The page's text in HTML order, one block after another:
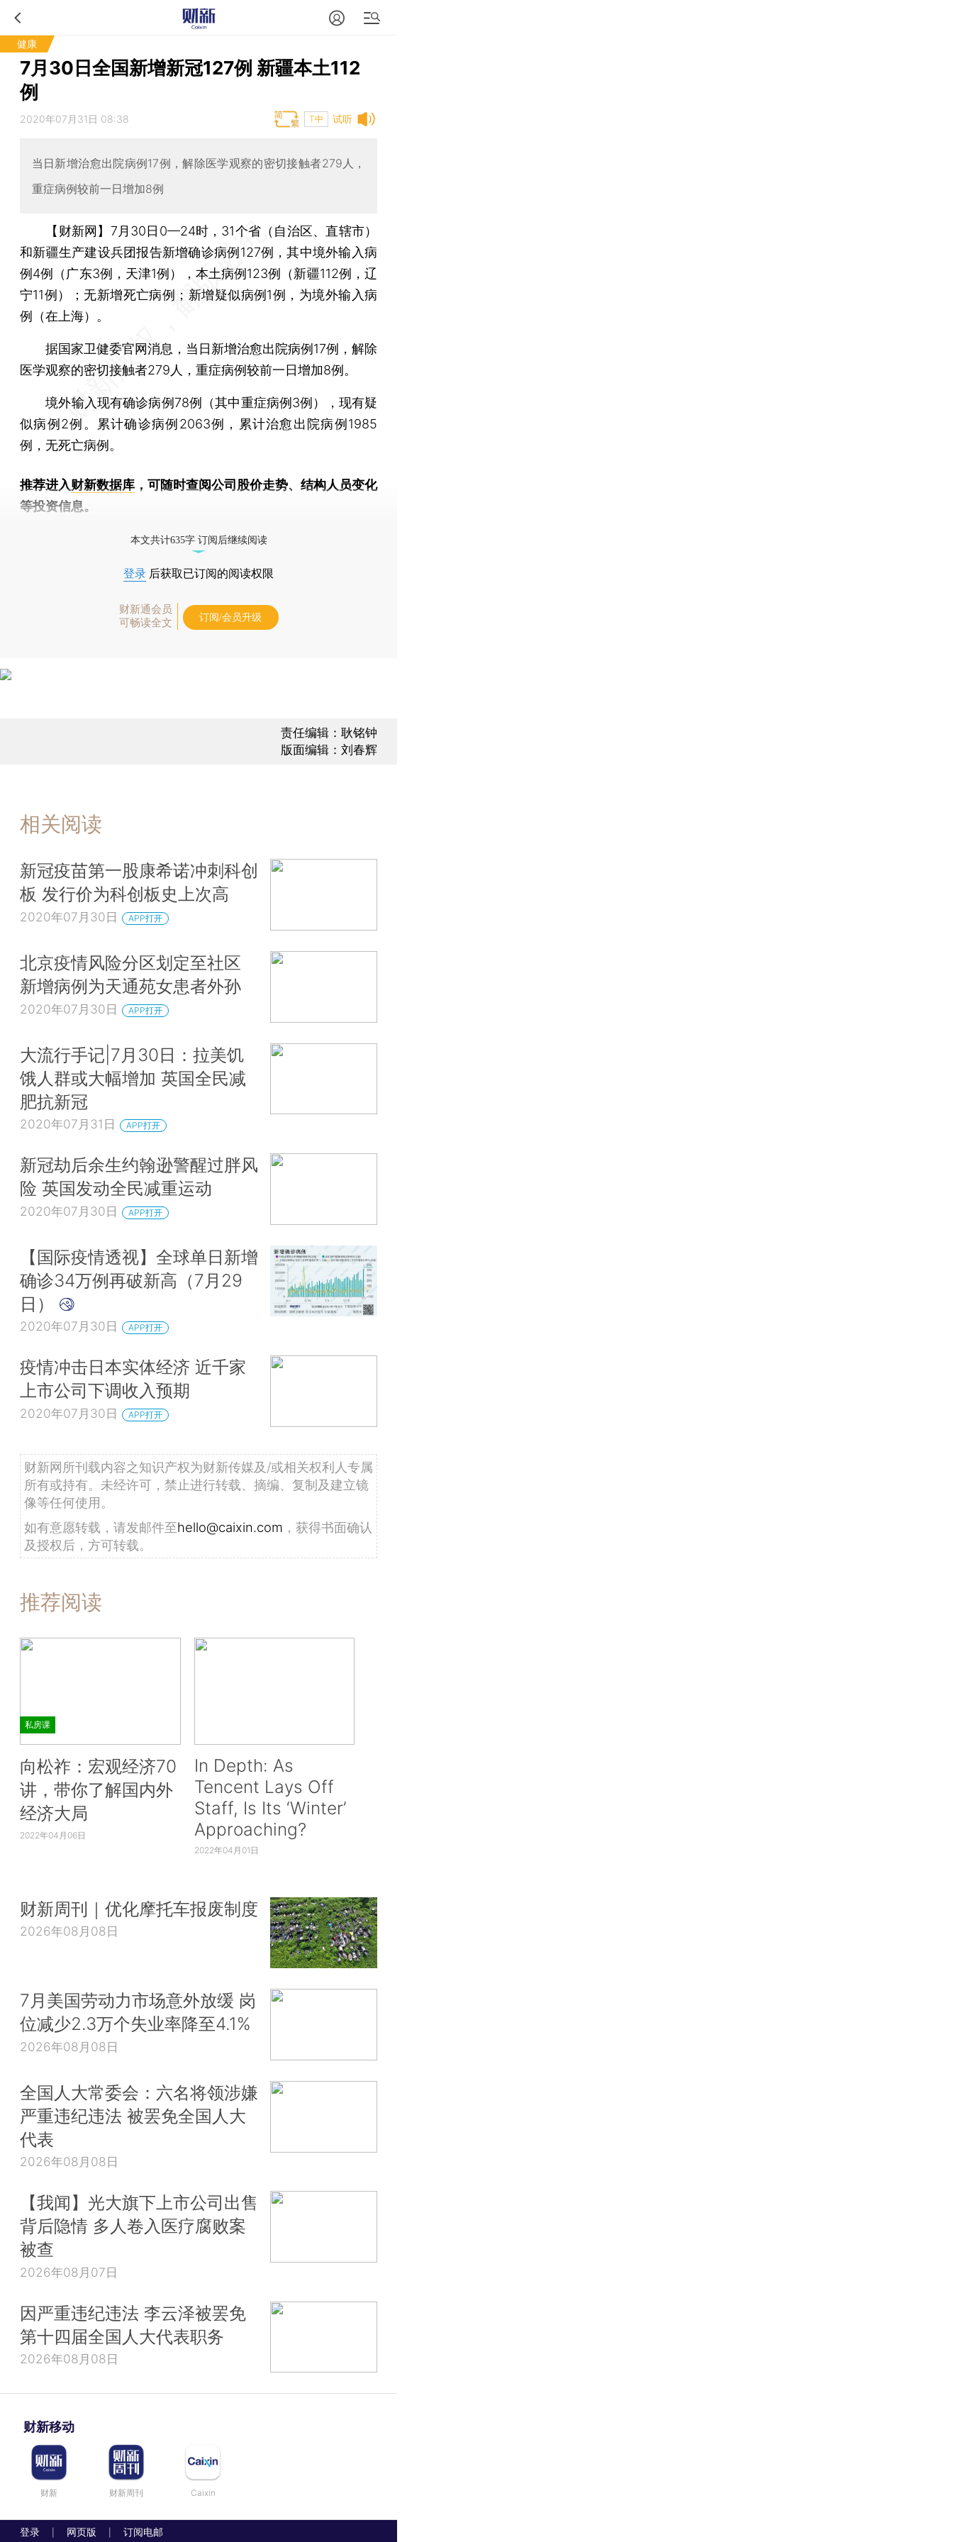
健康
7月30日全国新增新冠127例 新疆本土112
例
试听
2020年07月31日 08:38 T中
当日新增治愈出院病例17例，解除医学观察的密切接触者279人，
重症病例较前一日增加8例
【财新网】 7月30日0—24时，31个省（自治区、直辖市）
和新疆生产建设兵团报告新增确诊病例127例，其中境外输入病
例4例（广东3例，天津1例），本土病例123例（新疆112例，辽
宁11例）；无新增死亡病例；新增疑似病例1例，为境外输入病
例（在上海）。
据国家卫健委官网消息，当日新增治愈出院病例17例，解除
医学观察的密切接触者279人，重症病例较前一日增加8例。
境外输入现有确诊病例78例（其中重症病例3例），现有疑
似病例2例。累计确诊病例2063例，累计治愈出院病例1985
例，无死亡病例。
推荐进入财新数据库 ，可随时查阅公司股价走势、结构人员变化
等投资信息。
本文共计635字 订阅后继续阅读
登录 后获取已订阅的阅读权限
财新通会员
可畅读全文
订阅/会员升级
责任编辑：耿铭钟
版面编辑：刘春辉
相关阅读
新冠疫苗第一股康希诺冲刺科创
板 发行价为科创板史上次高
2020年07月30日 APP打开
北京疫情风险分区划定至社区
新增病例为天通苑女患者外孙
2020年07月30日 APP打开
大流行手记|7月30日：拉美饥
饿人群或大幅增加 英国全民减
肥抗新冠
2020年07月31日 APP打开
新冠劫后余生约翰逊警醒过胖风
险 英国发动全民减重运动
2020年07月30日 APP打开
【国际疫情透视】全球单日新增
确诊34万例再破新高（7月29
日）
2020年07月30日 APP打开
疫情冲击日本实体经济 近千家
上市公司下调收入预期
2020年07月30日 APP打开
财新网所刊载内容之知识产权为财新传媒及/或相关权利人专属
所有或持有。未经许可，禁止进行转载、摘编、复制及建立镜
像等任何使用。
如有意愿转载，请发邮件至hello@caixin.com ，获得书面确认
及授权后，方可转载。
推荐阅读
私房课
向松祚：宏观经济70
讲，带你了解国内外
经济大局
2022年04月06日
In Depth: As
Tencent Lays Off
Staff, Is Its ‘Winter’
Approaching?
2022年04月01日
财新周刊｜优化摩托车报废制度
2026年08月08日
7月美国劳动力市场意外放缓 岗
位减少2.3万个失业率降至4.1%
2026年08月08日
全国人大常委会：六名将领涉嫌
严重违纪违法 被罢免全国人大
代表
2026年08月08日
【我闻】光大旗下上市公司出售
背后隐情 多人卷入医疗腐败案
被查
2026年08月07日
因严重违纪违法 李云泽被罢免
第十四届全国人大代表职务
2026年08月08日
财新移动
财新 财新周刊 Caixin
登录 网页版 订阅电邮